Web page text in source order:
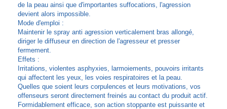
de la peau ainsi que d'importantes suffocations, l'agression
devient alors impossible.
Mode d'emploi :
Maintenir le spray anti agression verticalement bras allongé,
diriger le diffuseur en direction de l'agresseur et presser
fermement.
Effets :
Irritations, violentes asphyxies, larmoiements, pouvoirs irritants
qui affectent les yeux, les voies respiratoires et la peau.
Quelles que soient leurs corpulences et leurs motivations, vos
offenseurs seront directement freinés au contact du produit actif.
Formidablement efficace, son action stoppante est puissante et